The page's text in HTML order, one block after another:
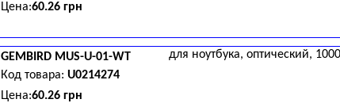
Цена:60.26 грн
GEMBIRD MUS-U-01-WT
Код товара: U0214274
Цена:60.26 грн
для ноутбука, оптический,